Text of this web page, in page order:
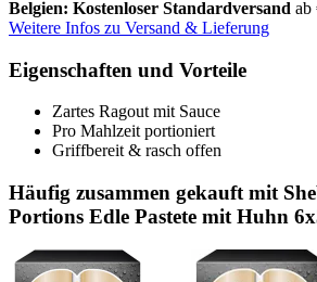
Belgien: Kostenloser Standardversand ab
Weitere Infos zu Versand & Lieferung
Eigenschaften und Vorteile
Zartes Ragout mit Sauce
Pro Mahlzeit portioniert
Griffbereit & rasch offen
Häufig zusammen gekauft mit
Portions Edle Pastete mit Huhn